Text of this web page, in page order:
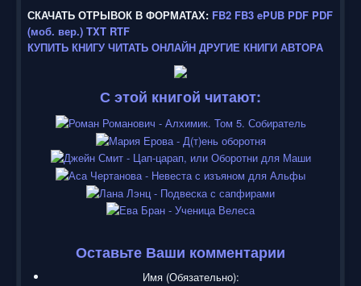
СКАЧАТЬ ОТРЫВОК В ФОРМАТАХ: FB2 FB3 ePUB PDF PDF
(моб. вер.) TXT RTF
КУПИТЬ КНИГУ ЧИТАТЬ ОНЛАЙН ДРУГИЕ КНИГИ АВТОРА
С этой книгой читают:
Оставьте Ваши комментарии
Имя (Обязательно):